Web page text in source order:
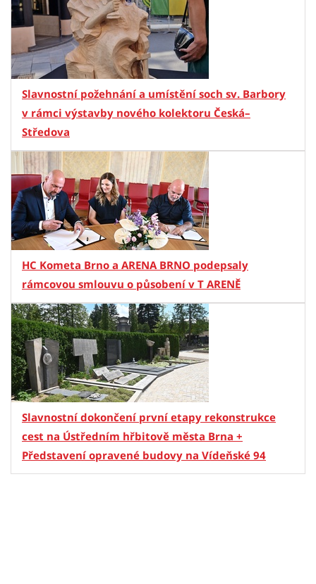
Slavnostní požehnání a umístění soch sv. Barbory
v rámci výstavby nového kolektoru Česká–
Středova
HC Kometa Brno a ARENA BRNO podepsaly
rámcovou smlouvu o působení v T ARENĚ
Slavnostní dokončení první etapy rekonstrukce
cest na Ústředním hřbitově města Brna +
Představení opravené budovy na Vídeňské 94